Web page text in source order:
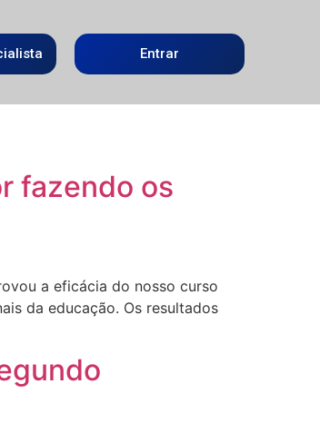
Entrar
fazendo os
a eficácia do nosso curso
da educação. Os resultados